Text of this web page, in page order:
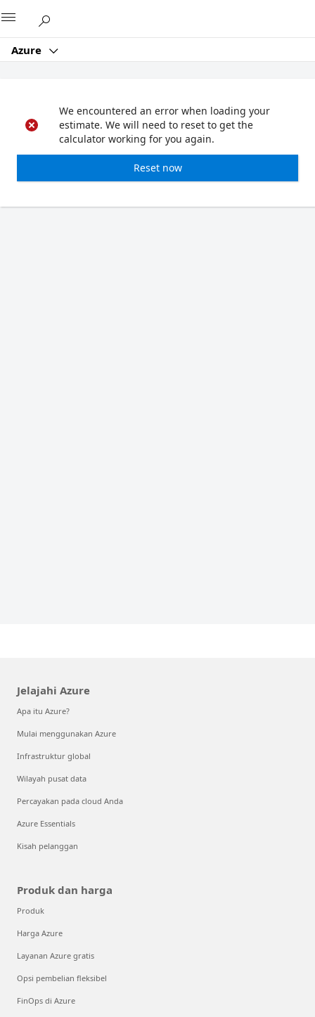
Azure
We encountered an error when loading your
estimate. We will need to reset to get the
calculator working for you again.
Reset now
Jelajahi Azure
Apa itu Azure?
Mulai menggunakan Azure
Infrastruktur global
Wilayah pusat data
Percayakan pada cloud Anda
Azure Essentials
Kisah pelanggan
Produk dan harga
Produk
Harga Azure
Layanan Azure gratis
Opsi pembelian fleksibel
FinOps di Azure